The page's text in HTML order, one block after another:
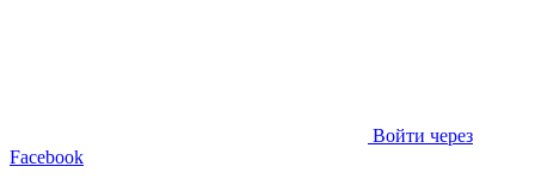
Войти через
Facebook